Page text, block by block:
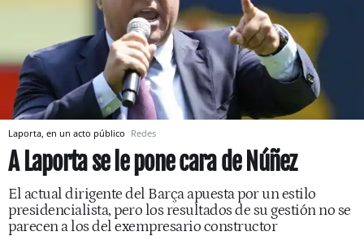
Laporta, en un acto público Redes
A Laporta se le pone cara de Núñez
El actual dirigente del Barça apuesta por un estilo
presidencialista, pero los resultados de su gestión no se
parecen a los del exempresario constructor